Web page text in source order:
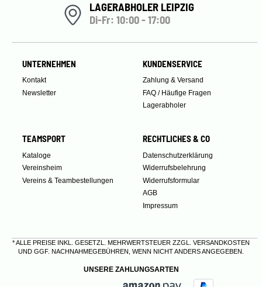
LAGERABHOLER LEIPZIG
Di-Fr: 10:00 - 17:00
UNTERNEHMEN
Kontakt
Newsletter
KUNDENSERVICE
Zahlung & Versand
FAQ / Häufige Fragen
Lagerabholer
TEAMSPORT
Kataloge
Vereinsheim
Vereins & Teambestellungen
RECHTLICHES & CO
Datenschutzerklärung
Widerrufsbelehrung
Widerrufsformular
AGB
Impressum
* ALLE PREISE INKL. GESETZL. MEHRWERTSTEUER ZZGL. VERSANDKOSTEN
UND GGF. NACHNAHMEGEBÜHREN, WENN NICHT ANDERS ANGEGEBEN.
UNSERE ZAHLUNGSARTEN